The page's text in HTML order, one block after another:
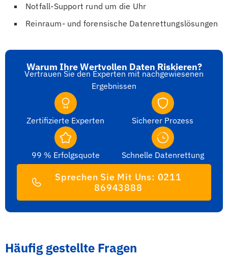
Notfall-Support rund um die Uhr
Reinraum- und forensische Datenrettungslösungen
Warum Ihre Wertvollen Daten Riskieren?
Vertrauen Sie den Experten mit nachgewiesenen
Ergebnissen
Zertifizierte Experten Sicherer Prozess
99 % Erfolgsquote Schnelle Datenrettung
Sprechen Sie Mit Uns: 0211
86943888
Häufig gestellte Fragen